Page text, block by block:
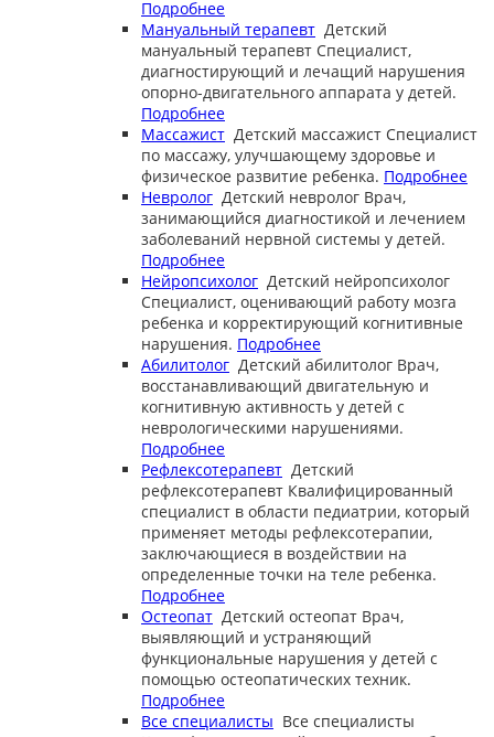
Подробнее
Мануальный терапевт Детский
мануальный терапевт Специалист,
диагностирующий и лечащий нарушения
опорно-двигательного аппарата у детей.
Подробнее
Массажист Детский массажист Специалист
по массажу, улучшающему здоровье и
физическое развитие ребенка. Подробнее
Невролог Детский невролог Врач,
занимающийся диагностикой и лечением
заболеваний нервной системы у детей.
Подробнее
Нейропсихолог Детский нейропсихолог
Специалист, оценивающий работу мозга
ребенка и корректирующий когнитивные
нарушения. Подробнее
Абилитолог Детский абилитолог Врач,
восстанавливающий двигательную и
когнитивную активность у детей с
неврологическими нарушениями.
Подробнее
Рефлексотерапевт Детский
рефлексотерапевт Квалифицированный
специалист в области педиатрии, который
применяет методы рефлексотерапии,
заключающиеся в воздействии на
определенные точки на теле ребенка.
Подробнее
Остеопат Детский остеопат Врач,
выявляющий и устраняющий
функциональные нарушения у детей с
помощью остеопатических техник.
Подробнее
Все специалисты Все специалисты